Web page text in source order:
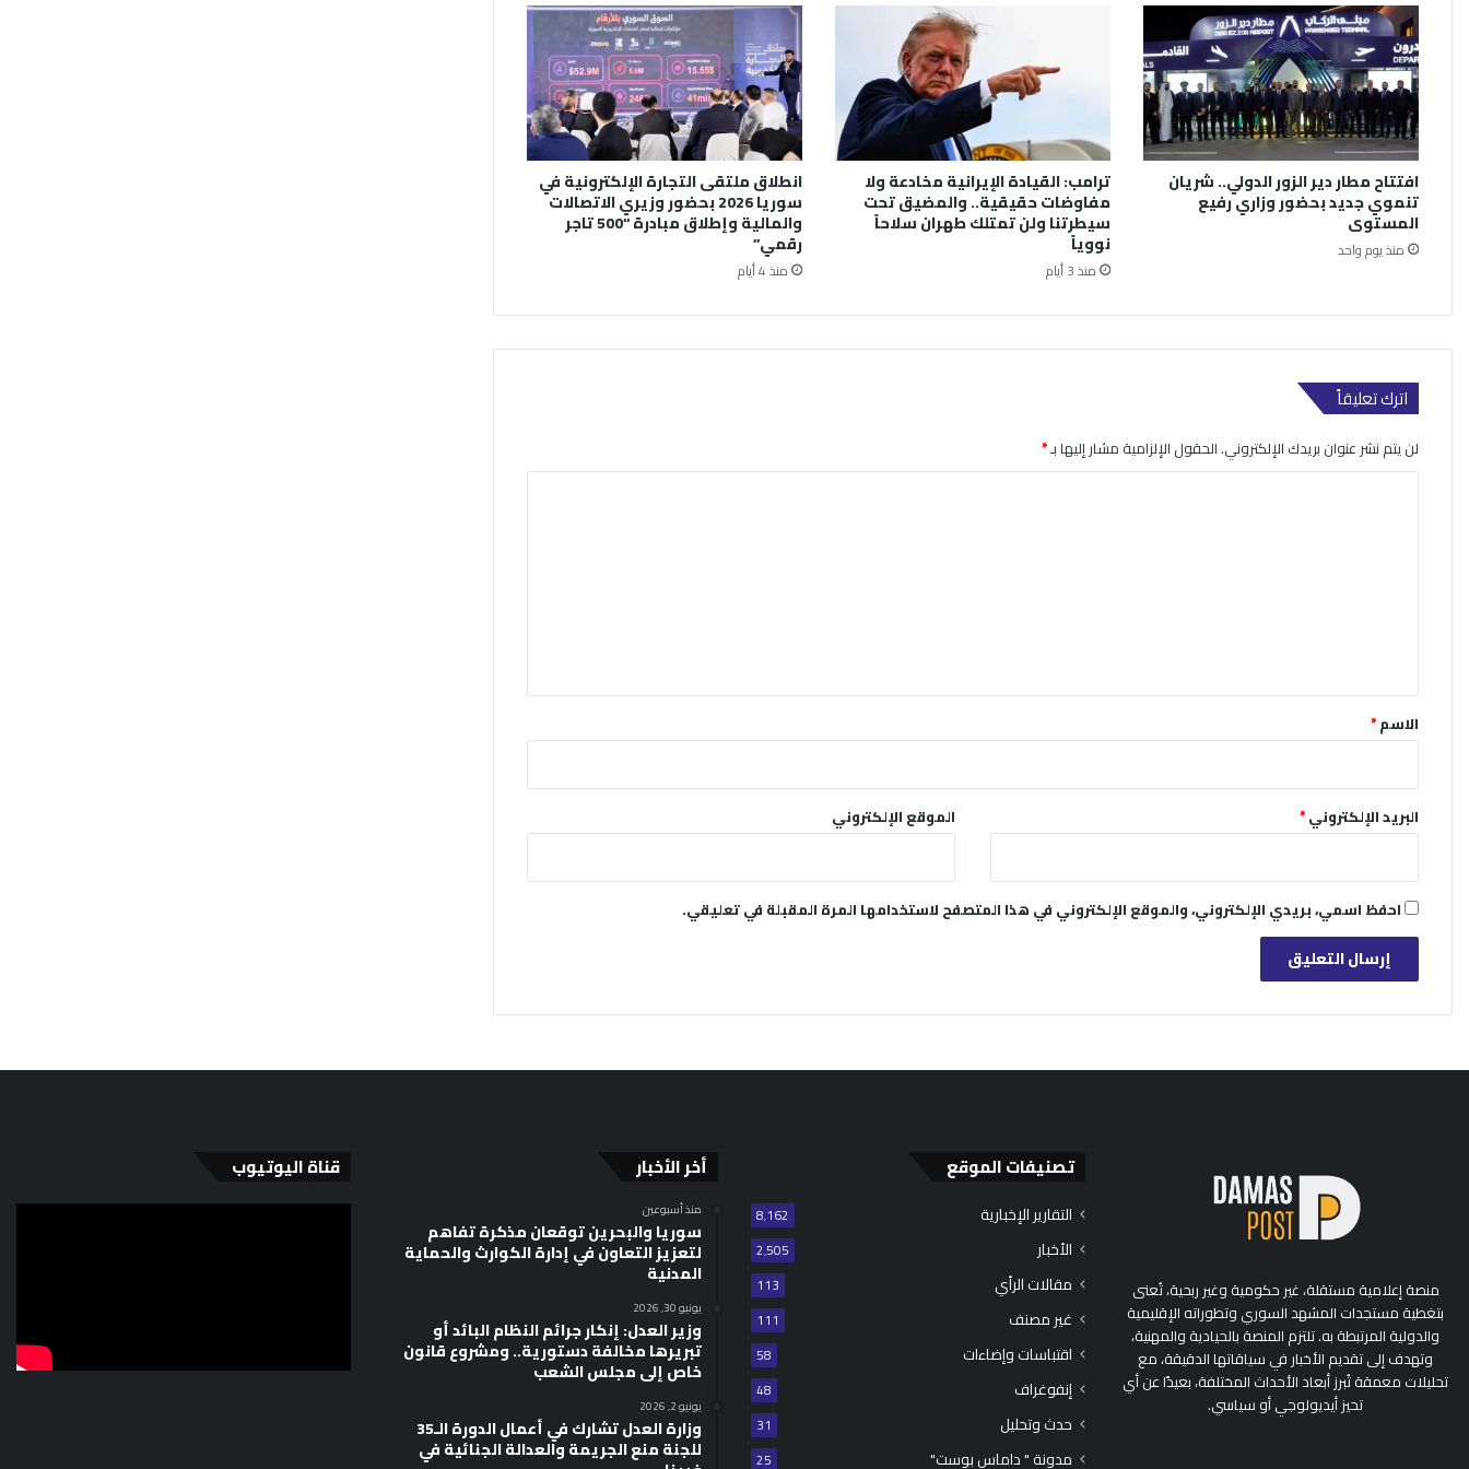
افتتاح مطار دير الزور الدولي.. شريان
تنموي جديد بحضور وزاري رفيع
المستوى
منذ يوم واحد
ترامب: القيادة الإيرانية مخادعة ولا
مفاوضات حقيقية.. والمضيق تحت
سيطرتنا ولن تمتلك طهران سلاحاً
نووياً
منذ 3 أيام
انطلاق ملتقى التجارة الإلكترونية في
سوريا 2026 بحضور وزيري الاتصالات
والمالية وإطلاق مبادرة “500 تاجر
رقمي”
منذ 4 أيام
اترك تعليقاً
لن يتم نشر عنوان بريدك الإلكتروني.الحقول الإلزامية مشار إليها بـ*
*الاسم*
البريد الإلكتروني* الموقع الإلكتروني
احفظ اسمي، بريدي الإلكتروني، والموقع الإلكتروني في هذا المتصفح لاستخدامها المرة المقبلة في تعليقي.
منصة إعلامية مستقلة، غير حكومية وغير ربحية، تُعنى
بتغطية مستجدات المشهد السوري وتطوراته الإقليمية
والدولية المرتبطة به. تلتزم المنصة بالحيادية والمهنية،
وتهدف إلى تقديم الأخبار في سياقاتها الدقيقة، مع
تحليلات معمقة تُبرز أبعاد الأحداث المختلفة، بعيدًا عن أي
تحيز أيديولوجي أو سياسي.
تصنيفات الموقع
التقارير الإخبارية 8٬162
الأخبار 2٬505
مقالات الرأي 113
غير مصنف 111
اقتباسات وإضاءات 58
إنفوغراف 48
حدث وتحليل 31
مدونة " داماس بوست" 25
أخر الأخبار
منذ أسبوعين
سوريا والبحرين توقعان مذكرة تفاهم
لتعزيز التعاون في إدارة الكوارث والحماية
المدنية
يونيو 30, 2026
وزير العدل: إنكار جرائم النظام البائد أو
تبريرها مخالفة دستورية.. ومشروع قانون
خاص إلى مجلس الشعب
يونيو 2, 2026
وزارة العدل تشارك في أعمال الدورة الـ35
للجنة منع الجريمة والعدالة الجنائية في
قناة اليوتيوب